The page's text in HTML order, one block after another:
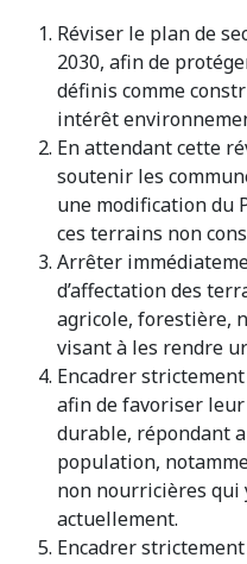
Réviser le plan de
2030, afin de
définis comme
intérêt
En attendant cette
soutenir les
une modification du
ces terrains non
Arrêter
d’affectation des
agricole, forestière,
visant à les rendre
Encadrer
afin de favoriser
durable, répondant
population,
non nourricières qui
actuellement.
Encadrer